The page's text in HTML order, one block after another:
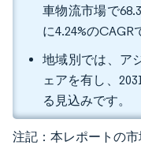
車物流市場で
に4.24%のCAGR
地域別では、ア
ェアを有し、
る見込みです。
注記：本レポートの